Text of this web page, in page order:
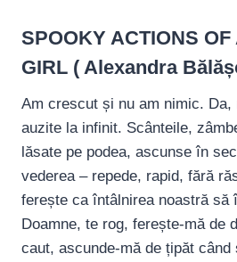
SPOOKY ACTIONS OF
GIRL ( Alexandra
Am crescut și nu am nimic. Da,
auzite la infinit. Scânteile,
lăsate pe podea, ascunse în
vederea – repede, rapid, fără
ferește ca întâlnirea noastră să
Doamne, te rog, ferește-mă de
caut, ascunde-mă de țipăt